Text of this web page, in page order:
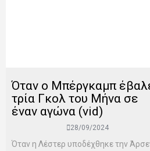
Όταν ο Μπέργκαμπ
τρία Γκολ του Μήνα σε
έναν αγώνα (vid)
28/09/2024
Όταν η Λέστερ υποδέχθηκε την